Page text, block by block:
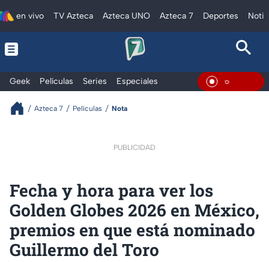
en vivo TV Azteca Azteca UNO Azteca 7 Deportes
Geek Películas Series Especiales En
Azteca 7 Películas Nota
PUBLICIDAD
Fecha y hora para ver los
Golden Globes 2026 en México,
premios en que está nominado
Guillermo del Toro